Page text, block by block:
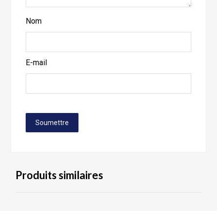
Nom
E-mail
Produits similaires